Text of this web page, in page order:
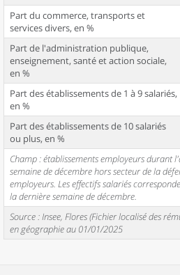
Part du commerce, transports et
services divers, en %
Part de l'administration publique,
enseignement, santé et action sociale,
en %
Part des établissements de 1 à 9 salariés,
en %
Part des établissements de 10 salariés
ou plus, en %
Champ : établissements employeurs durant
semaine de décembre hors secteur de la
employeurs. Les effectifs salariés
la dernière semaine de décembre.
Source : Insee, Flores (Fichier localisé des
en géographie au 01/01/2025